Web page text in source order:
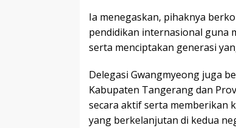
Ia menegaskan, pihaknya
pendidikan internasional guna
serta menciptakan generasi
Delegasi Gwangmyeong juga
Kabupaten Tangerang dan
secara aktif serta memberikan
yang berkelanjutan di kedua